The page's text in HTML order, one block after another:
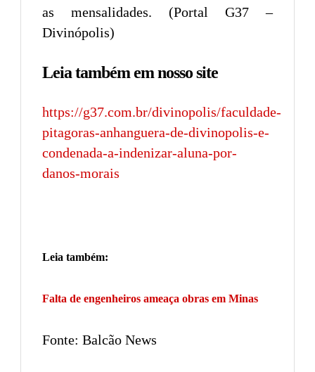
as mensalidades. (Portal G37 –
Divinópolis)
Leia também em nosso site
https://g37.com.br/divinopolis/faculdade-
pitagoras-anhanguera-de-divinopolis-e-
condenada-a-indenizar-aluna-por-
danos-morais
Leia também:
Falta de engenheiros ameaça obras em Minas
Fonte: Balcão News